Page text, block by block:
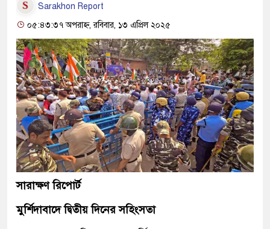
Sarakhon Report
০৫:৪৩:৩৭ অপরাহ্ন, রবিবার, ১৩ এপ্রিল ২০২৫
সারাক্ষণ রিপোর্ট
মুর্শিদাবাদে দ্বিতীয় দিনের সহিংসতা